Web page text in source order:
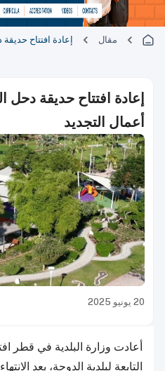
مقال إعادة افتتاح
إعادة افتتاح حديقة دحل
أعمال التجديد
20 يونيو 2025
أعادت وزارة البلدية في قطر
التابعة لبلدية الدوحة، بعد